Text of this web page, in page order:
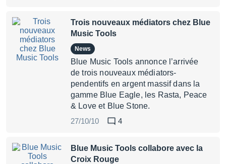
Trois nouveaux médiators chez Blue
Music Tools
News
Blue Music Tools annonce l’arrivée
de trois nouveaux médiators-
pendentifs en argent massif dans la
gamme Blue Eagle, les Rasta, Peace
& Love et Blue Stone.
27/10/10
4
Blue Music Tools collabore avec la
Croix Rouge